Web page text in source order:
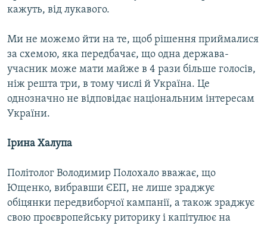
кажуть, від лукавого.
Ми не можемо йти на те, щоб рішення приймалися
за схемою, яка передбачає, що одна держава-
учасник може мати майже в 4 рази більше голосів,
ніж решта три, в тому числі й Україна. Це
однозначно не відповідає національним інтересам
України.
Ірина Халупа
Політолог Володимир Полохало вважає, що
Ющенко, вибравши ЄЕП, не лише зраджує
обіцянки передвиборчої кампанії, а також зраджує
свою проєвропейську риторику і капітулює на